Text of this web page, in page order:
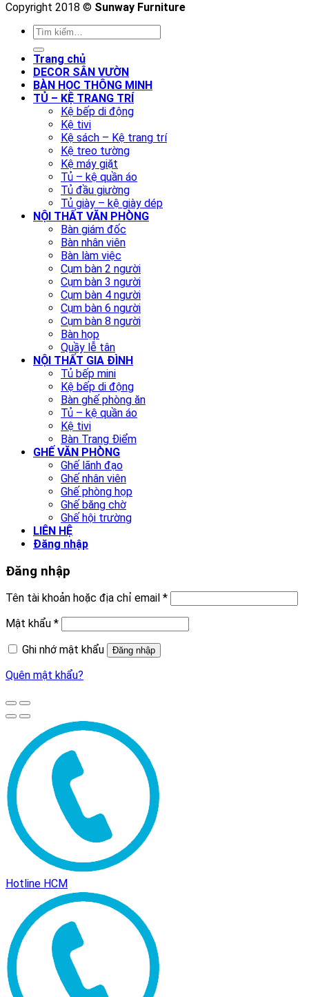
Copyright 2018 © Sunway Furniture
Trang chủ
DECOR SÂN VƯỜN
BÀN HỌC THÔNG MINH
TỦ – KỆ TRANG TRÍ
Kệ bếp di động
Kệ tivi
Kệ sách – Kệ trang trí
Kệ treo tường
Kệ máy giặt
Tủ – kệ quần áo
Tủ đầu giường
Tủ giày – kệ giày dép
NỘI THẤT VĂN PHÒNG
Bàn giám đốc
Bàn nhân viên
Bàn làm việc
Cụm bàn 2 người
Cụm bàn 3 người
Cụm bàn 4 người
Cụm bàn 6 người
Cụm bàn 8 người
Bàn họp
Quầy lễ tân
NỘI THẤT GIA ĐÌNH
Tủ bếp mini
Kệ bếp di động
Bàn ghế phòng ăn
Tủ – kệ quần áo
Kệ tivi
Bàn Trang Điểm
GHẾ VĂN PHÒNG
Ghế lãnh đạo
Ghế nhân viên
Ghế phòng họp
Ghế băng chờ
Ghế hội trường
LIÊN HỆ
Đăng nhập
Đăng nhập
Tên tài khoản hoặc địa chỉ email *
Mật khẩu *
Ghi nhớ mật khẩu
Đăng nhập
Quên mật khẩu?
Hotline HCM